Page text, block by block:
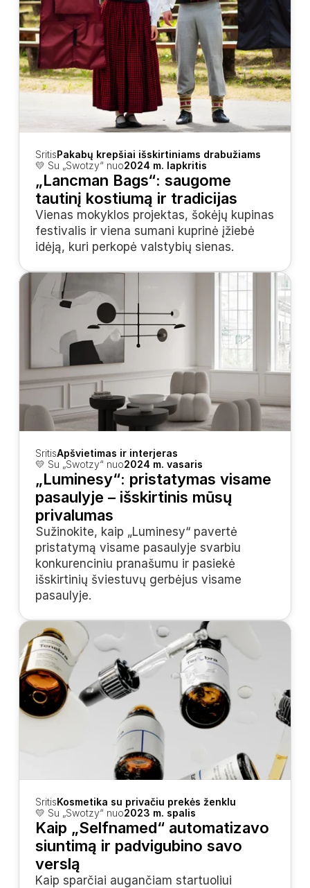
SritisPakabų krepšiai išskirtiniams drabužiams
💛 Su „Swotzy“ nuo2024 m. lapkritis
„Lancman Bags“: saugome
tautinį kostiumą ir tradicijas
Vienas mokyklos projektas, šokėjų kupinas
festivalis ir viena sumani kuprinė įžiebė
idėją, kuri perkopė valstybių sienas.
SritisApšvietimas ir interjeras
💛 Su „Swotzy“ nuo2024 m. vasaris
„Luminesy“: pristatymas visame
pasaulyje – išskirtinis mūsų
privalumas
Sužinokite, kaip „Luminesy“ pavertė
pristatymą visame pasaulyje svarbiu
konkurenciniu pranašumu ir pasiekė
išskirtinių šviestuvų gerbėjus visame
pasaulyje.
SritisKosmetika su privačiu prekės ženklu
💛 Su „Swotzy“ nuo2023 m. spalis
Kaip „Selfnamed“ automatizavo
siuntimą ir padvigubino savo
verslą
Kaip sparčiai augančiam startuoliui